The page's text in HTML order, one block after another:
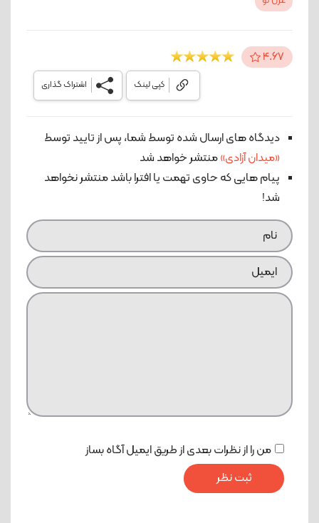
4.67
اشتراک گذاری کپی لینک
دیدگاه های ارسال شده توسط شما، پس از تایید توسط
«میدان آزادی»منتشر خواهد شد
پیام هایی که حاوی تهمت یا افترا باشد منتشر نخواهد
شد!
من را از نظرات بعدی از طریق ایمیل آگاه بساز